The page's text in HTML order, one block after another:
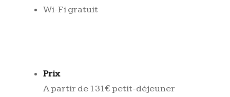
Wi-Fi gratuit
Prix
A partir de 131€ petit-déjeuner